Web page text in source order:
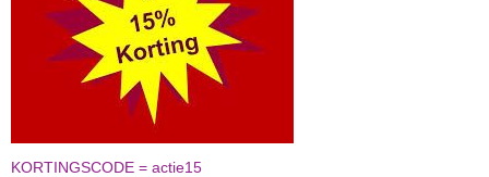
KORTINGSCODE = actie15